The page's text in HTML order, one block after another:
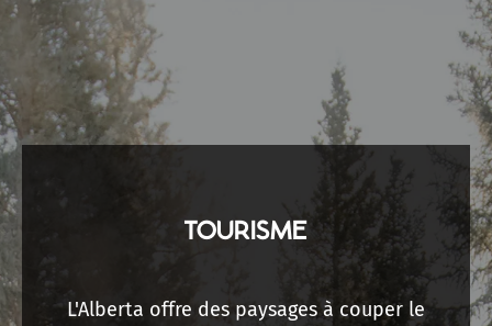
TOURISME
L'Alberta offre des paysages à couper le